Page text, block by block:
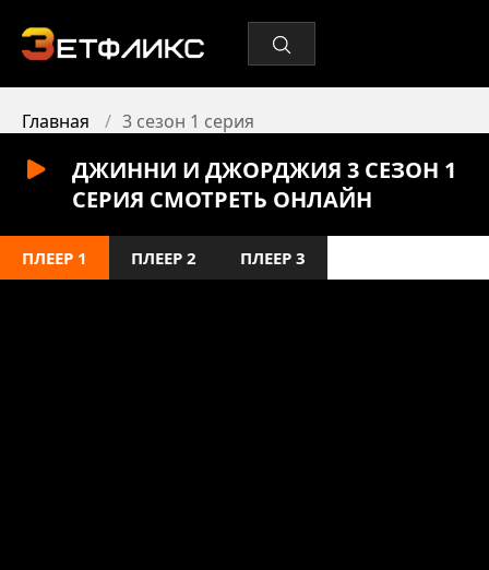
Главная 3 сезон 1 серия
ДЖИННИ И ДЖОРДЖИЯ 3 СЕЗОН 1
СЕРИЯ СМОТРЕТЬ ОНЛАЙН
ПЛЕЕР 1 ПЛЕЕР 2 ПЛЕЕР 3